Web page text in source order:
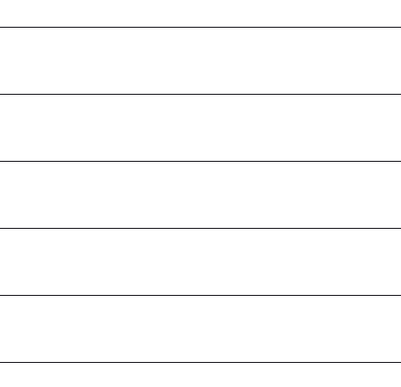
Нижегородская область
Республика Дагестан
Томская область
Al Madinah Province
Al
Northern Borders Province
Košický kraj
Ljubljana
Војводина
Тенеси Бен
місто Київ